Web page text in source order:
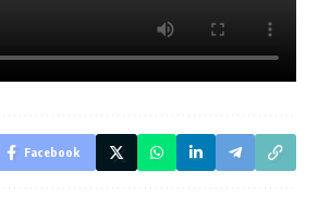
Facebook